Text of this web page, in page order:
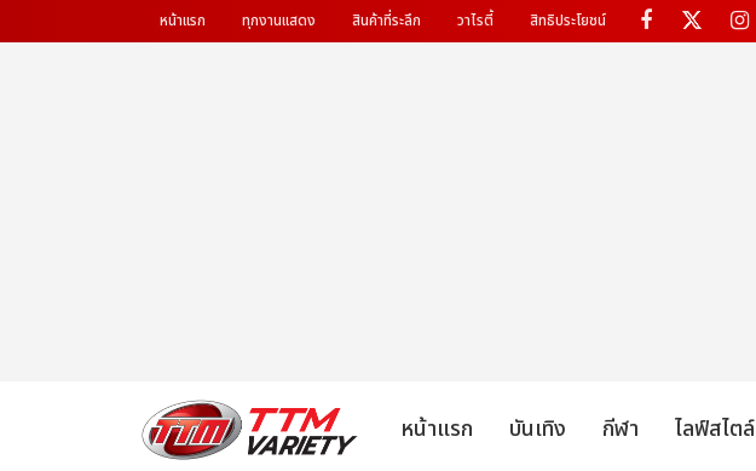
หน้าแรก ทุกงานแสดง สินค้าที่ระลึก วาไรตี้ สิทธิประโยชน์
หน้าแรก บันเทิง กีฬา ไลฟ์สไตล์